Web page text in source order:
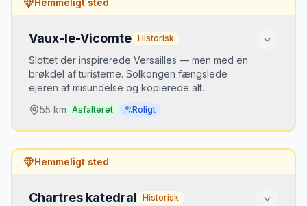
Alle kender Monet, men de færreste kører de 75
Bedste tidspunkt
Maj-juni — haven er på sit smukkeste. Ankom ved
åbning kl. 9:30.
Hemmeligt sted
Vaux-le-Vicomte Historisk
Slottet der inspirerede Versailles — men med en
brøkdel af turisterne. Solkongen fængslede
ejeren af misundelse og kopierede alt.
55 km Asfalteret Roligt
Hvorfor er det hemmeligt?
Versailles er 100x mere berømt. Vaux-le-Vicomte
stearinlys-aftener om sommeren.
Hemmeligt sted
Chartres katedral Historisk